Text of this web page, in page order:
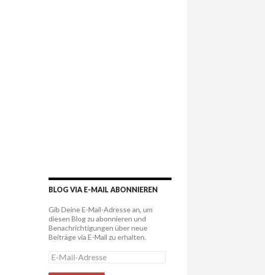
BLOG VIA E-MAIL ABONNIEREN
Gib Deine E-Mail-Adresse an, um
diesen Blog zu abonnieren und
Benachrichtigungen über neue
Beiträge via E-Mail zu erhalten.
E
-